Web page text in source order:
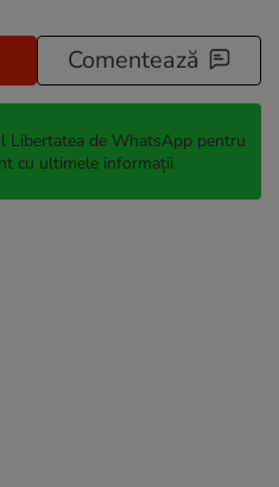
Comentează
Libertatea de WhatsApp pentru
cu ultimele informații